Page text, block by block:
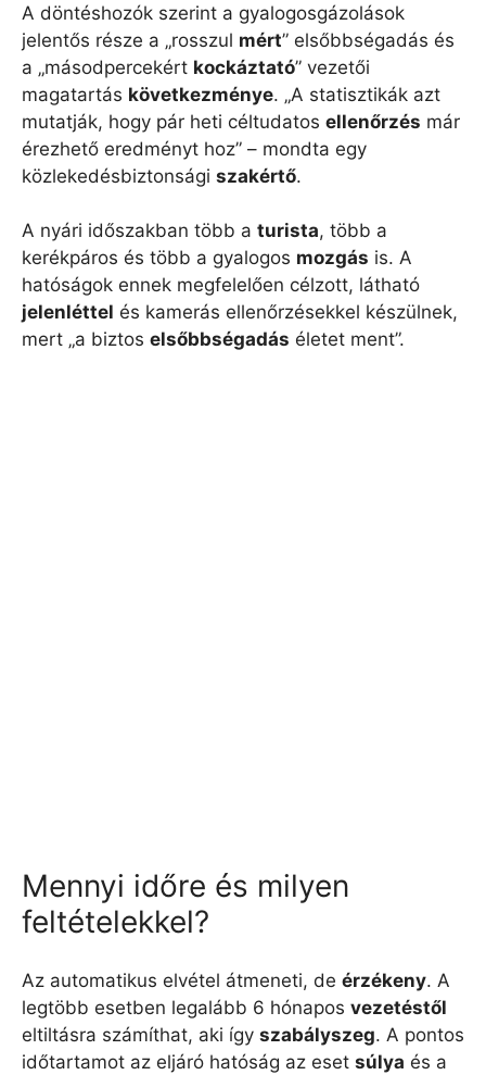
A döntéshozók szerint a gyalogosgázolások
jelentős része a „rosszul mért” elsőbbségadás és
a „másodpercekért kockáztató” vezetői
magatartás következménye. „A statisztikák azt
mutatják, hogy pár heti céltudatos ellenőrzés már
érezhető eredményt hoz” – mondta egy
közlekedésbiztonsági szakértő.
A nyári időszakban több a turista, több a
kerékpáros és több a gyalogos mozgás is. A
hatóságok ennek megfelelően célzott, látható
jelenléttel és kamerás ellenőrzésekkel készülnek,
mert „a biztos elsőbbségadás életet ment”.
Mennyi időre és milyen
feltételekkel?
Az automatikus elvétel átmeneti, de érzékeny. A
legtöbb esetben legalább 6 hónapos vezetéstől
eltiltásra számíthat, aki így szabályszeg. A pontos
időtartamot az eljáró hatóság az eset súlya és a